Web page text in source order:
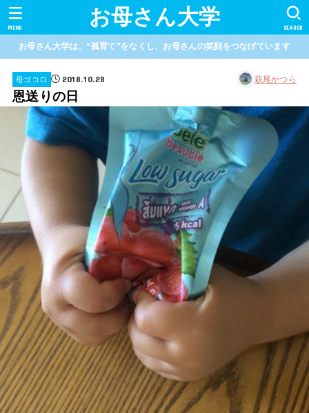
お母さん大学 SEARCH
MENU
お母さん大学は、“孤育て”をなくし、お母さんの笑顔をつなげています
母ゴコロ 2018.10.28 萩尾かつら
恩送りの日